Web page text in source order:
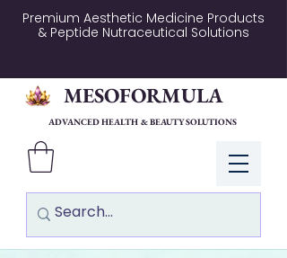
Premium Aesthetic Medicine Products
& Peptide Nutraceutical Solutions
Log In
MESOFORMULA
ADVANCED HEALTH & BEAUTY SOLUTIONS